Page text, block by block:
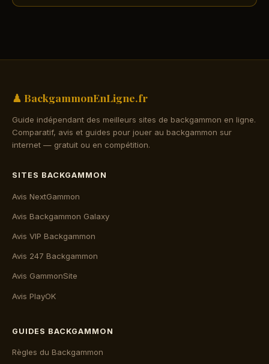
♟ BackgammonEnLigne.fr
Guide indépendant des meilleurs sites de backgammon en ligne.
Comparatif, avis et guides pour jouer au backgammon sur
internet — gratuit ou en compétition.
SITES BACKGAMMON
Avis NextGammon
Avis Backgammon Galaxy
Avis VIP Backgammon
Avis 247 Backgammon
Avis GammonSite
Avis PlayOK
GUIDES BACKGAMMON
Règles du Backgammon